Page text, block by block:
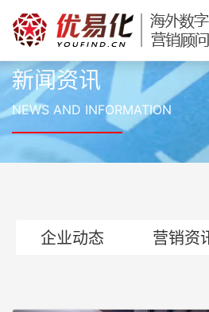
新闻资讯
NEWS AND INFORMATION
企业动态 营销资